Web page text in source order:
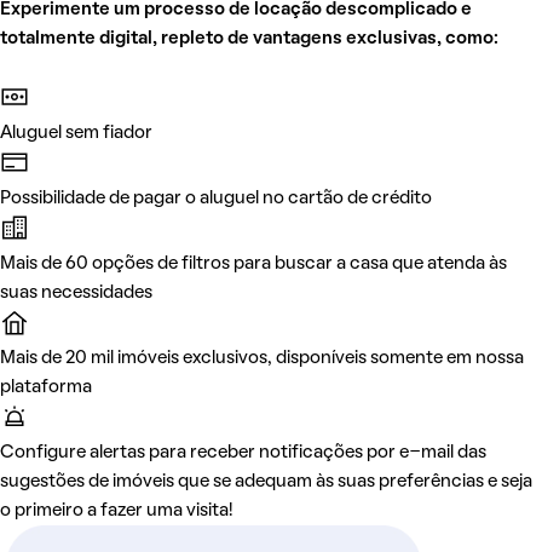
Experimente um processo de locação descomplicado e
totalmente digital, repleto de vantagens exclusivas, como:
Aluguel sem fiador
Possibilidade de pagar o aluguel no cartão de crédito
Mais de 60 opções de filtros para buscar a casa que atenda às
suas necessidades
Mais de 20 mil imóveis exclusivos, disponíveis somente em nossa
plataforma
Configure alertas para receber notificações por e-mail das
sugestões de imóveis que se adequam às suas preferências e seja
o primeiro a fazer uma visita!